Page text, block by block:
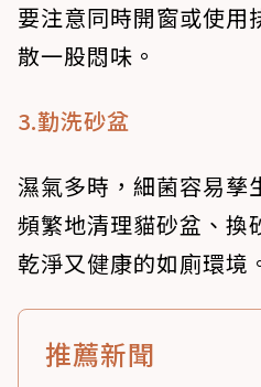
要注意同時開窗或使用
散一股悶味。
3.勤洗砂盆
濕氣多時，細菌容易孳
頻繁地清理貓砂盆、換
乾淨又健康的如廁環境
推薦新聞